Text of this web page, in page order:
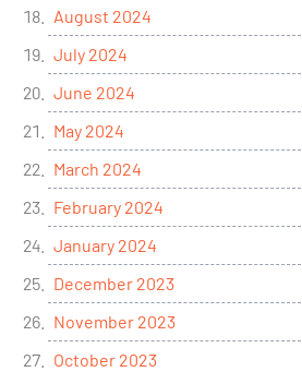
August 2024
July 2024
June 2024
May 2024
March 2024
February 2024
January 2024
December 2023
November 2023
October 2023